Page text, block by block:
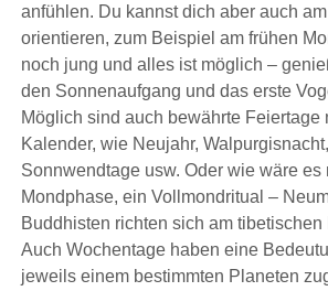
anfühlen. Du kannst dich aber auch
orientieren, zum Beispiel am frühen
noch jung und alles ist möglich –
den Sonnenaufgang und das erste
Möglich sind auch bewährte Feiertage
Kalender, wie Neujahr,
Sonnwendtage usw. Oder wie wäre es
Mondphase, ein Vollmondritual –
Buddhisten richten sich am tibetischen
Auch Wochentage haben eine
jeweils einem bestimmten Planeten